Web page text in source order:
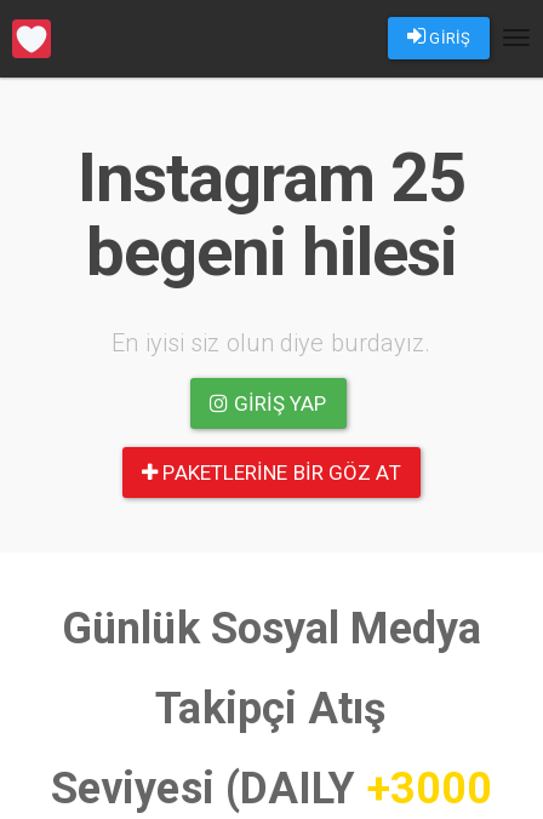
GİRİŞ
Instagram 25
begeni hilesi
En iyisi siz olun diye burdayız.
GIRIŞ YAP
PAKETLERINE BIR GÖZ AT
Günlük Sosyal Medya
Takipçi Atış
Seviyesi (DAILY +3000